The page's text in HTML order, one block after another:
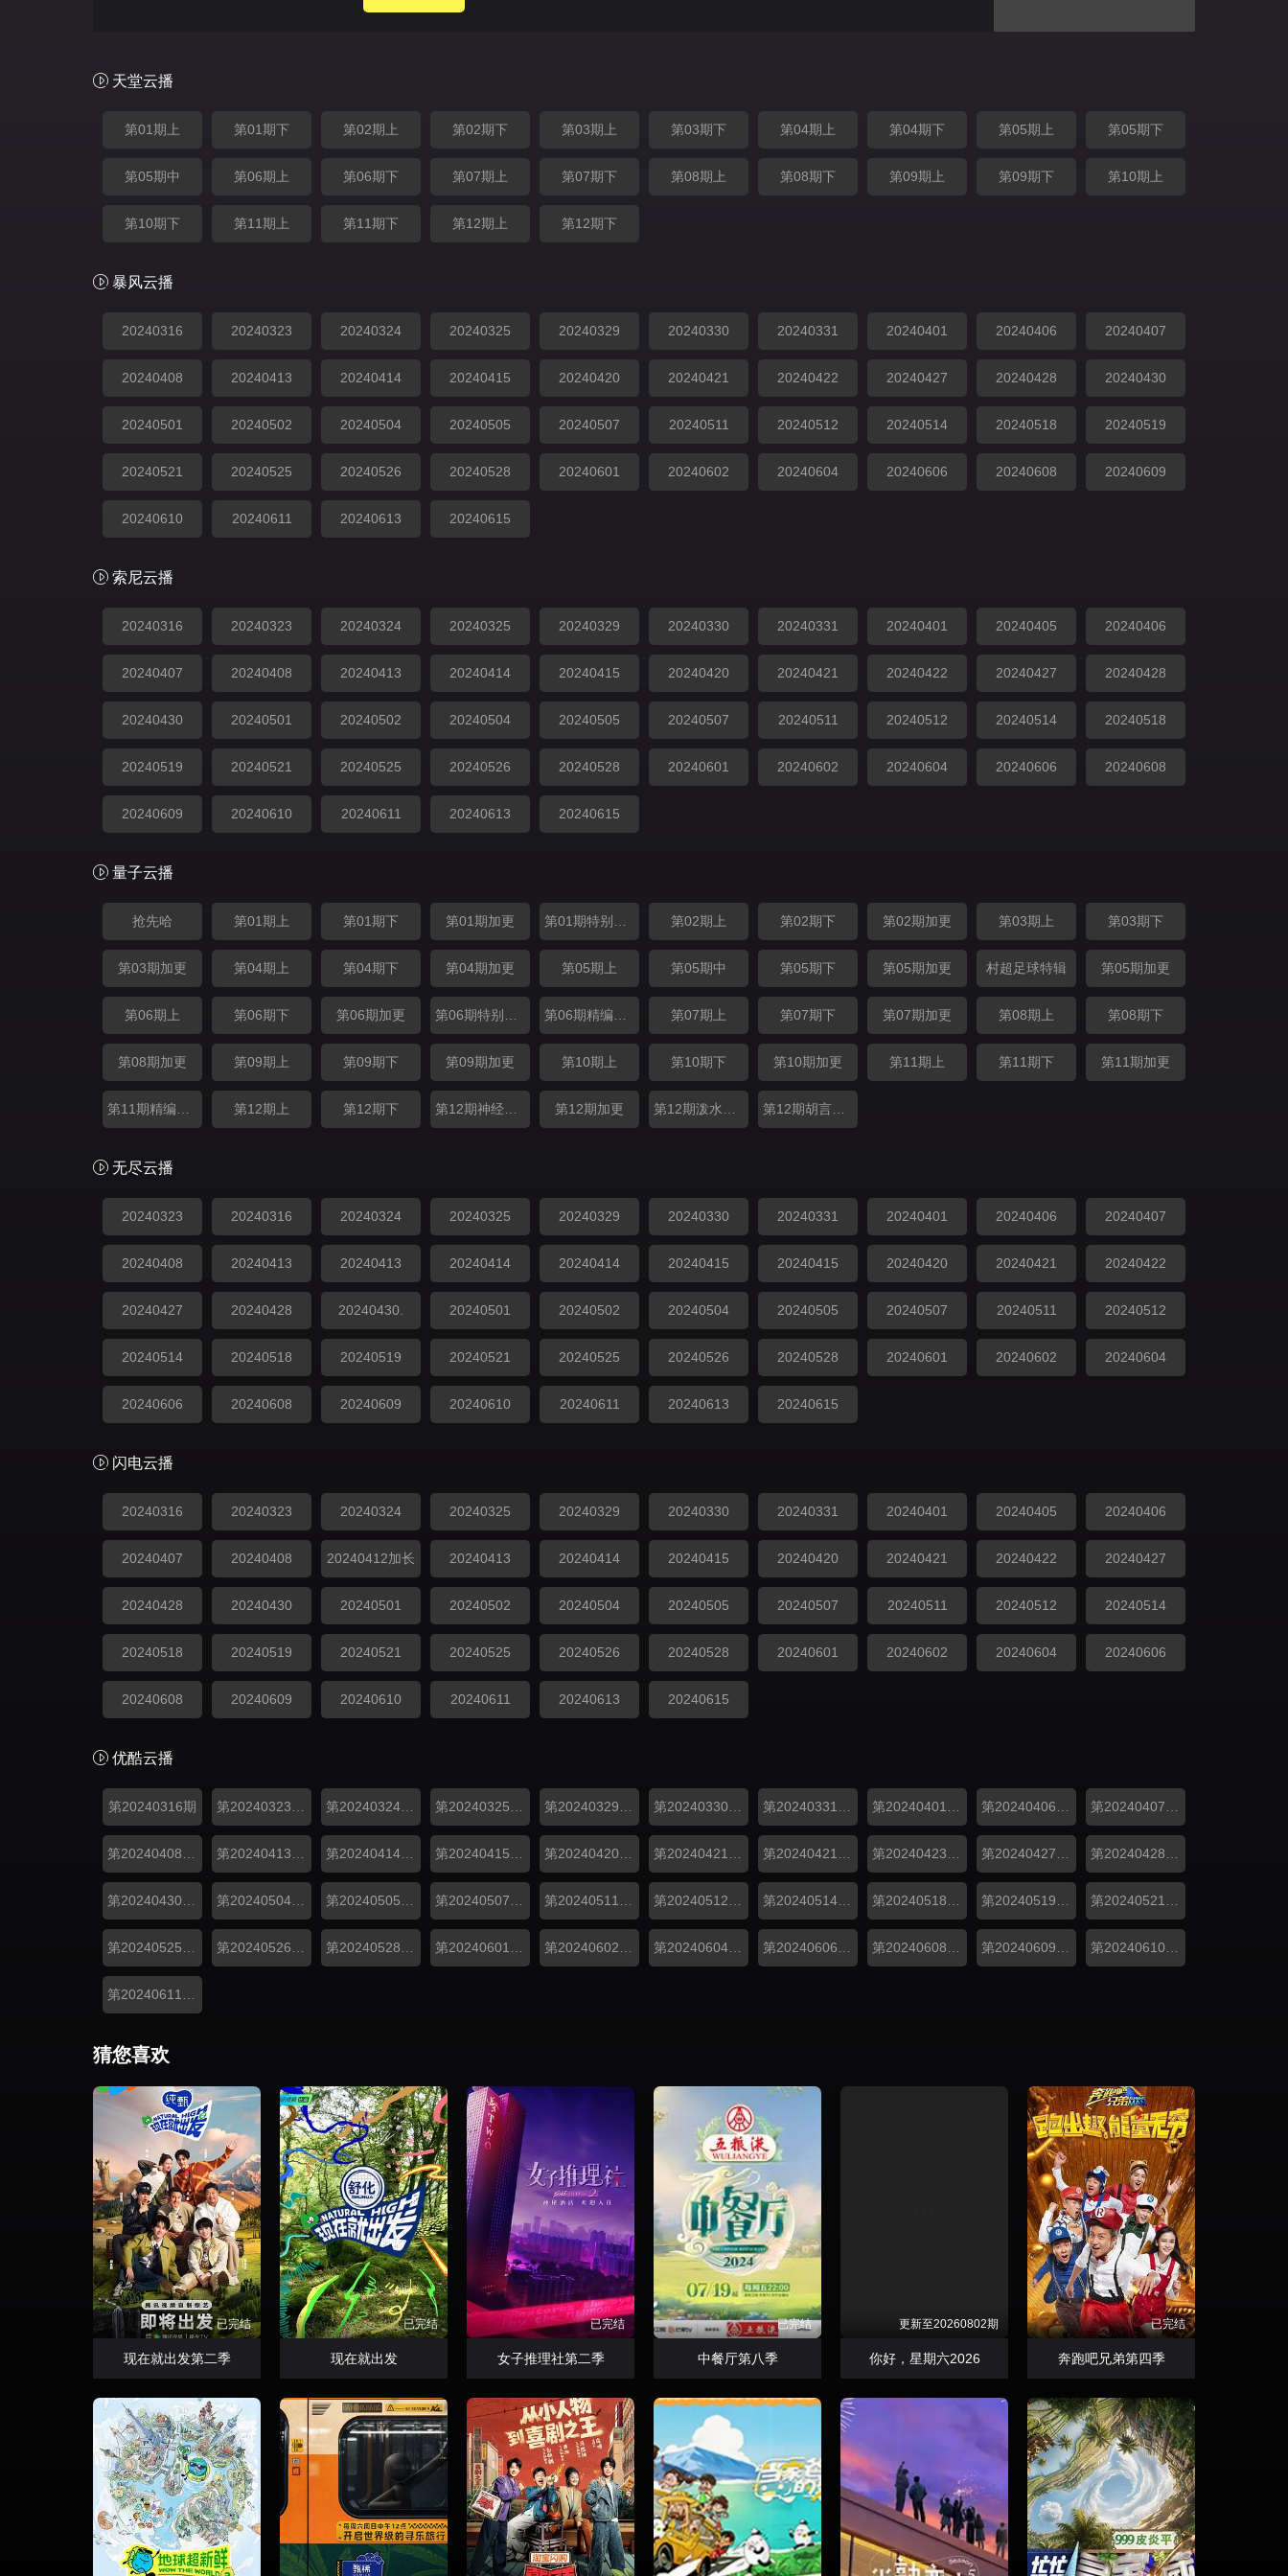
天堂云播
第01期上 第01期下 第02期上 第02期下 第03期上 第03期下 第04期上 第04期下 第05期上 第05期下
第05期中 第06期上 第06期下 第07期上 第07期下 第08期上 第08期下 第09期上 第09期下 第10期上
第10期下 第11期上 第11期下 第12期上 第12期下
暴风云播
20240316 20240323 20240324 20240325 20240329 20240330 20240331 20240401 20240406 20240407
20240408 20240413 20240414 20240415 20240420 20240421 20240422 20240427 20240428 20240430
20240501 20240502 20240504 20240505 20240507 20240511 20240512 20240514 20240518 20240519
20240521 20240525 20240526 20240528 20240601 20240602 20240604 20240606 20240608 20240609
20240610 20240611 20240613 20240615
索尼云播
20240316 20240323 20240324 20240325 20240329 20240330 20240331 20240401 20240405 20240406
20240407 20240408 20240413 20240414 20240415 20240420 20240421 20240422 20240427 20240428
20240430 20240501 20240502 20240504 20240505 20240507 20240511 20240512 20240514 20240518
20240519 20240521 20240525 20240526 20240528 20240601 20240602 20240604 20240606 20240608
20240609 20240610 20240611 20240613 20240615
量子云播
抢先哈 第01期上 第01期下 第01期加更 第02期上 第02期下 第02期加更 第03期上 第03期下
第03期加更 第04期上 第04期下 第04期加更 第05期上 第05期中 第05期下 第05期加更 村超足球特辑 第05期加更
第06期上 第06期下 第06期加更 第07期上 第07期下 第07期加更 第08期上 第08期下
第08期加更 第09期上 第09期下 第09期加更 第10期上 第10期下 第10期加更 第11期上 第11期下 第11期加更
第12期上 第12期下 第12期加更
无尽云播
20240323 20240316 20240324 20240325 20240329 20240330 20240331 20240401 20240406 20240407
20240408 20240413 20240413 20240414 20240414 20240415 20240415 20240420 20240421 20240422
20240427 20240428 20240430. 20240501 20240502 20240504 20240505 20240507 20240511 20240512
20240514 20240518 20240519 20240521 20240525 20240526 20240528 20240601 20240602 20240604
20240606 20240608 20240609 20240610 20240611 20240613 20240615
闪电云播
20240316 20240323 20240324 20240325 20240329 20240330 20240331 20240401 20240405 20240406
20240407 20240408 20240412加长 20240413 20240414 20240415 20240420 20240421 20240422 20240427
20240428 20240430 20240501 20240502 20240504 20240505 20240507 20240511 20240512 20240514
20240518 20240519 20240521 20240525 20240526 20240528 20240601 20240602 20240604 20240606
20240608 20240609 20240610 20240611 20240613 20240615
优酷云播
第20240316期
猜您喜欢
已完结
现在就出发第二季
已完结
现在就出发
已完结
女子推理社第二季
已完结
中餐厅第八季
更新至20260802期
你好，星期六2026
已完结
奔跑吧兄弟第四季